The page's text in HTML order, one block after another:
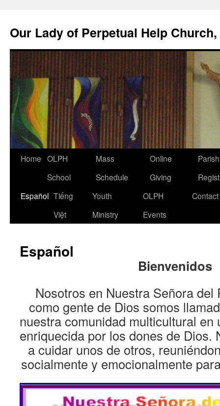
content
Our Lady of Perpetual Help
Home OLPH
School
Mass
Schedule
Online
Giving
Parish
Español Tiếng
Việt
Youth
Ministry
OLPH
Events
Contact
Español
Bienvenidos
Nosotros en Nuestra Señora del
como gente de Dios somos
nuestra comunidad multicultural en
enriquecida por los dones de Dios.
a cuidar unos de otros,
socialmente y emocionalmente